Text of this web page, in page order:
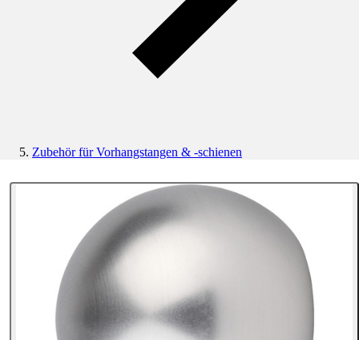
Zubehör für Vorhangstangen & -schienen